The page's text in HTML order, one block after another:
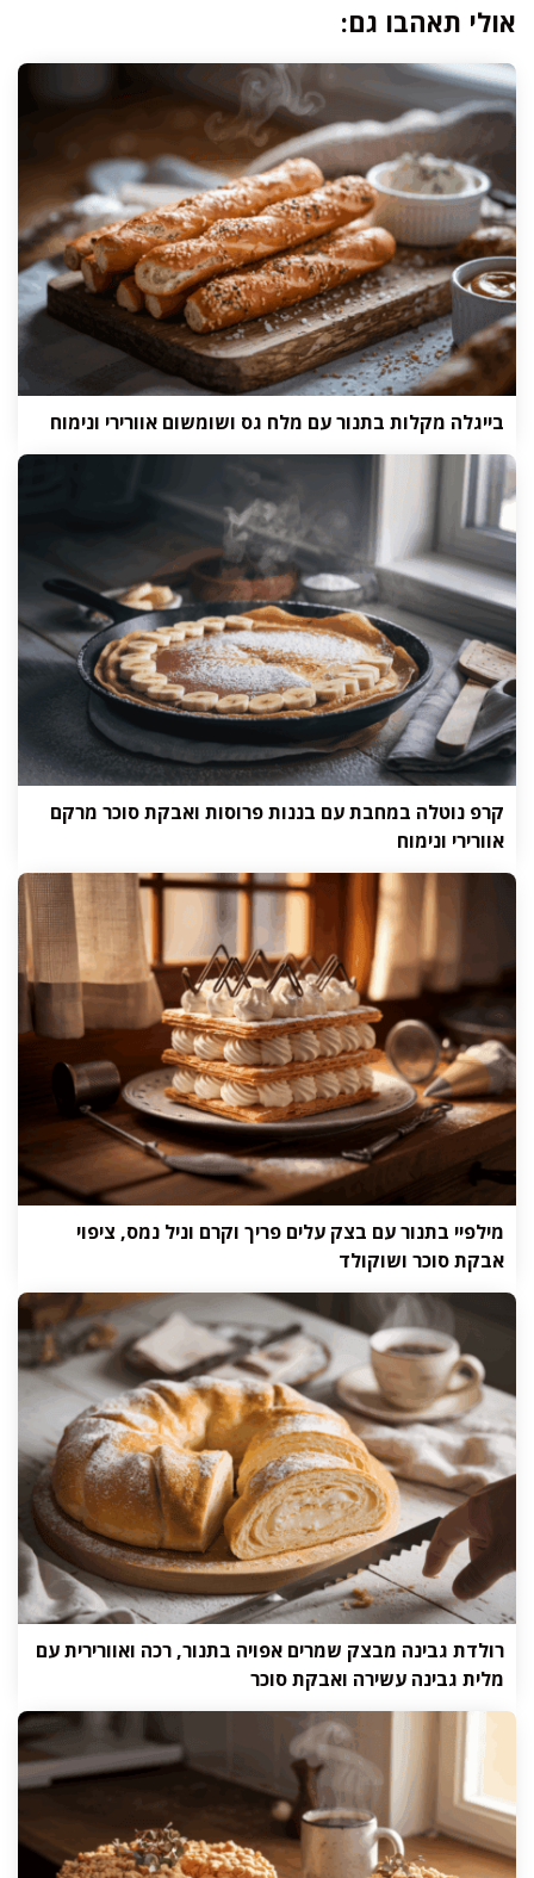
אולי תאהבו גם:
בייגלה מקלות בתנור עם מלח גס ושומשום אוורירי ונימוח
קרפ נוטלה במחבת עם בננות פרוסות ואבקת סוכר מרקם
אוורירי ונימוח
מילפיי בתנור עם בצק עלים פריך וקרם וניל נמס, ציפוי
אבקת סוכר ושוקולד
רולדת גבינה מבצק שמרים אפויה בתנור, רכה ואוורירית עם
מלית גבינה עשירה ואבקת סוכר